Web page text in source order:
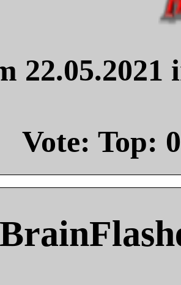
Vote: Top: 0